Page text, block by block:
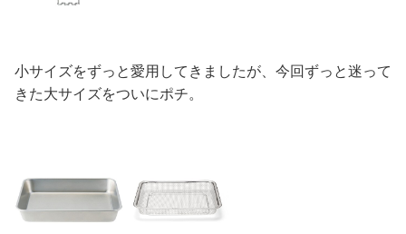
小サイズをずっと愛用してきましたが、今回ずっと迷って
きた大サイズをついにポチ。